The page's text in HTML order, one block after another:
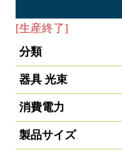
[生産終了]
分類
器具 光束
消費電力
製品サイズ